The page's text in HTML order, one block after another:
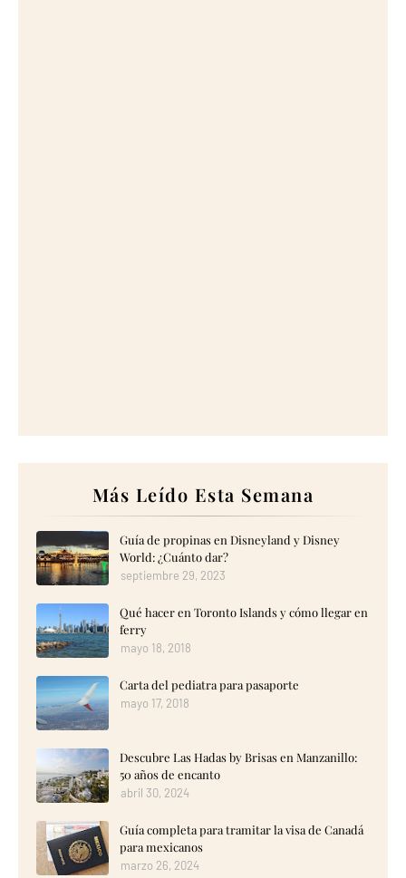
Más Leído Esta Semana
Guía de propinas en Disneyland y Disney
World: ¿Cuánto dar?
septiembre 29, 2023
Qué hacer en Toronto Islands y cómo llegar en
ferry
mayo 18, 2018
Carta del pediatra para pasaporte
mayo 17, 2018
Descubre Las Hadas by Brisas en Manzanillo:
50 años de encanto
abril 30, 2024
Guía completa para tramitar la visa de Canadá
para mexicanos
marzo 26, 2024